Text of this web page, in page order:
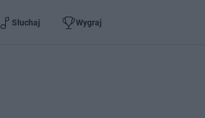
Słuchaj Wygraj